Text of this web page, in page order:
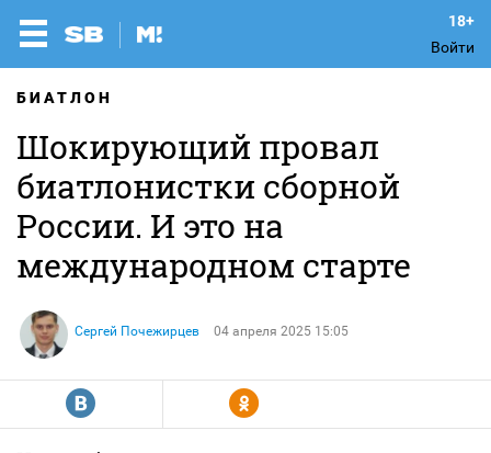
Войти
БИАТЛОН
Шокирующий провал
биатлонистки сборной
России. И это на
международном старте
Сергей Почежирцев 04 апреля 2025 15:05
R Y